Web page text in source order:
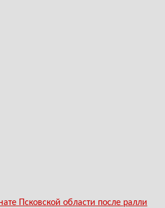
Псковской области после ралли